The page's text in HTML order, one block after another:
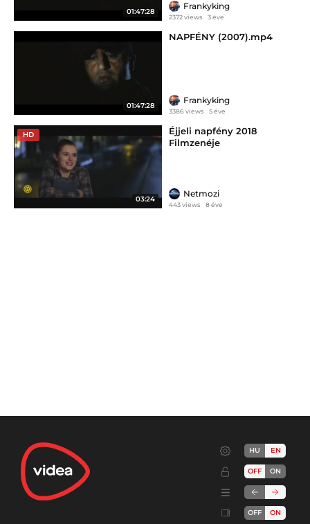
01:47:28
Frankyking
2372 views 3 éve
01:47:28
NAPFÉNY (2007).mp4
Frankyking
3386 views 5 éve
HD
03:24
Éjjeli napfény 2018
Filmzenéje
Netmozi
443 views 8 éve
HU EN
OFF ON
OFF ON